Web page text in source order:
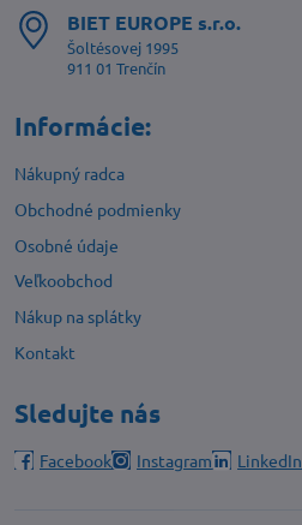
BIET EUROPE s​.r​.o​.
Šoltésovej 1995
911 01 Trenčín
Informácie:
Nákupný radca
Obchodné podmienky
Osobné údaje
Veľkoobchod
Nákup na splátky
Kontakt
Sledujte nás
Facebook Instagram LinkedIn